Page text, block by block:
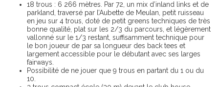
18 trous : 6 266 mètres. Par 72, un mix d’inland links et de
parkland, traversé par l’Aubette de Meulan, petit ruisseau
en jeu sur 4 trous, doté de petit greens techniques de très
bonne qualité, plat sur les 2/3 du parcours, et légèrement
vallonné sur le 1/3 restant, suffisamment technique pour
le bon joueur de par sa longueur des back tees et
largement accessible pour le débutant avec ses larges
fairways.
Possibilité de ne jouer que 9 trous en partant du 1 ou du
10.